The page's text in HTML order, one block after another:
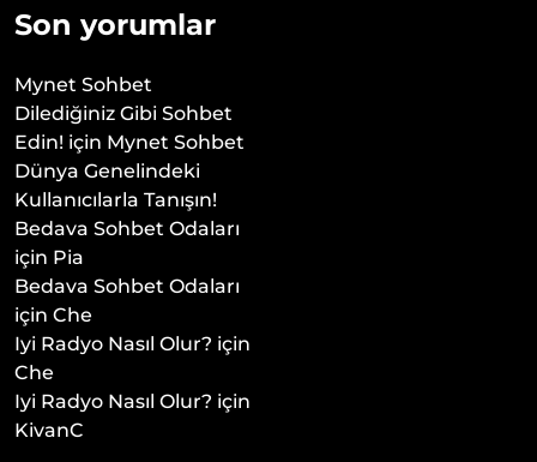
Son yorumlar
Mynet Sohbet
Dilediğiniz Gibi Sohbet
Edin! için Mynet Sohbet
Dünya Genelindeki
Kullanıcılarla Tanışın!
Bedava Sohbet Odaları
için Pia
Bedava Sohbet Odaları
için Che
Iyi Radyo Nasıl Olur? için
Che
Iyi Radyo Nasıl Olur? için
KivanC